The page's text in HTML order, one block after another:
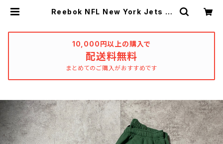
Reebok NFL New York Jets リ
| used_clothing_katharsis
10,000円以上の購入で
配送料無料
まとめてのご購入がおすすめです